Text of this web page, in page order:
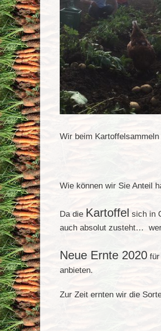
Wir beim
Wie können wir Sie Anteil
Da die Kartoffel sich in
auch absolut zusteht…
Neue Ernte 2020 für
anbieten.
Zur Zeit ernten wir die